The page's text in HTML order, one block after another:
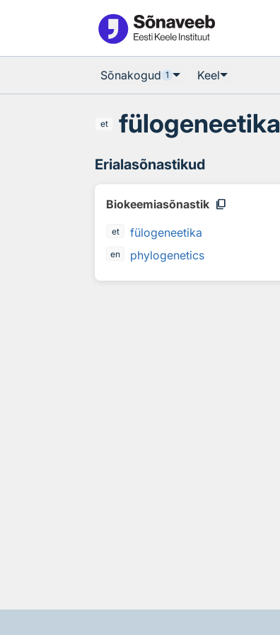
Sõnakogud 1 Keel
et fülogeneetika
Erialasõnastikud
Biokeemiasõnastik content_copy
et fülogeneetika
en phylogenetics